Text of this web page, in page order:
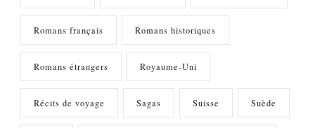
Romans français Romans historiques
Romans étrangers Royaume-Uni
Récits de voyage Sagas Suisse Suède